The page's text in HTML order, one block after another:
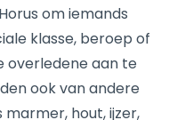
om iemands
klasse, beroep of
overledene aan te
ook van andere
hout, ijzer,